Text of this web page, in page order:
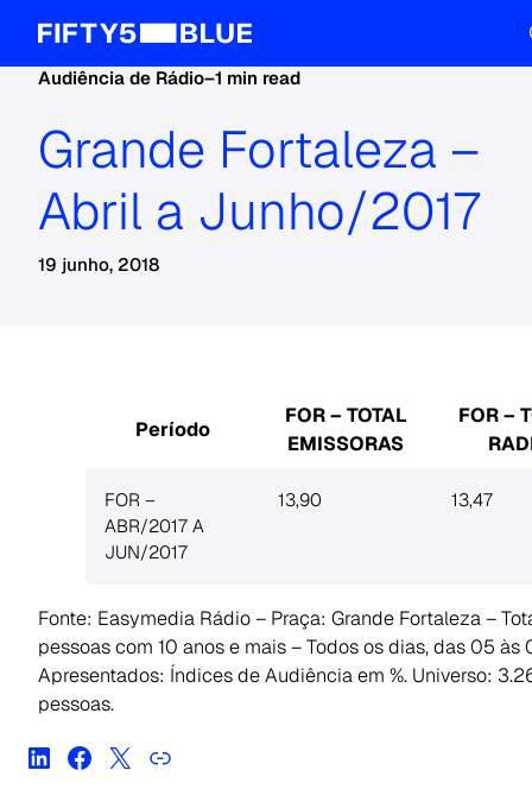
Audiência de Rádio–1 min read
Grande Fortaleza –
Abril a Junho/2017
19 junho, 2018
Período
FOR – TOTAL
EMISSORAS
FOR –
FOR –
ABR/2017 A
JUN/2017
13,90 13,47
Fonte: Easymedia Rádio – Praça: Grande Fortaleza –
pessoas com 10 anos e mais – Todos os dias, das 05 às
Apresentados: Índices de Audiência em %. Universo:
pessoas.